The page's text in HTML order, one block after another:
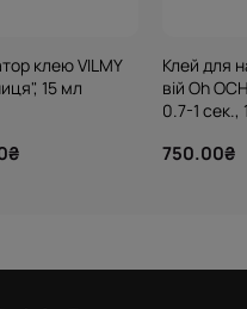
клею VILMY
15 мл
Клей для
вій Oh
0.7-1 сек.,
750.00₴